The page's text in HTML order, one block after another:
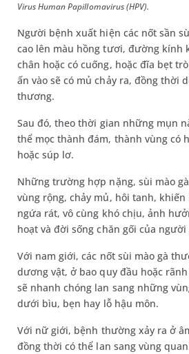
Virus Human Papillomavirus (HPV).
Người bệnh xuất hiện các nốt sần
cao lên màu hồng tươi, đường kính
chân hoặc có cuống, hoặc đĩa bẹt
ấn vào sẽ có mủ chảy ra, đồng thời
thương.
Sau đó, theo thời gian những mụn
thể mọc thành đám, thành vùng có
hoặc súp lơ.
Những trường hợp nặng, sùi mào
vùng rộng, chảy mủ, hôi tanh,
ngứa rát, vô cùng khó chịu, ảnh
hoạt và đời sống chăn gối của người
Với nam giới, các nốt sùi mào gà
dương vật, ở bao quy đầu hoặc
sẽ nhanh chóng lan sang những
dưới bìu, bẹn hay lỗ hậu môn.
Với nữ giới, bệnh thường xảy ra ở
đồng thời có thể lan sang vùng